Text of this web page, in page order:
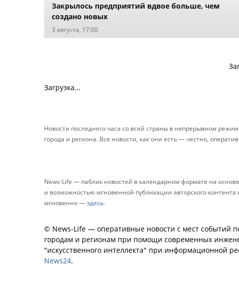
Закрылось предприятий вдвое больше, чем
создано новых
3 августа, 17:00
Загрузка...
Новости последнего часа со всей страны в непрерывном
города и региона. Все новости, как они есть — честно,
News-Life — паблик новостей в календарном формате на
и возможностью мгновенной публикации авторского
мгновенно —здесь.
© News-Life — оперативные новости с мест событий
городам и регионам при помощи современных
"искусственного интеллекта" при информационной
News24.